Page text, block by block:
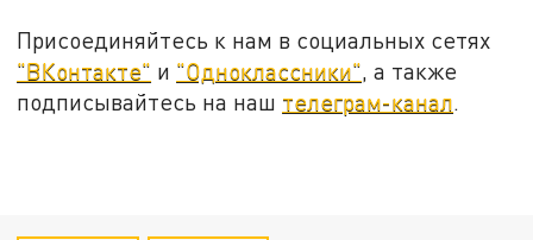
Присоединяйтесь к нам в социальных сетях
"ВКонтакте" и "Одноклассники" , а также
подписывайтесь на наш телеграм-канал